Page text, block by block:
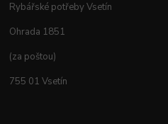
Rybářské potřeby Vsetín
Ohrada 1851
(za poštou)
755 01 Vsetín